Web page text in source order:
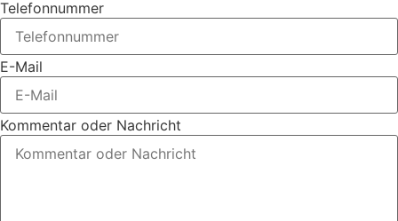
Telefonnummer
E-Mail
Kommentar oder Nachricht